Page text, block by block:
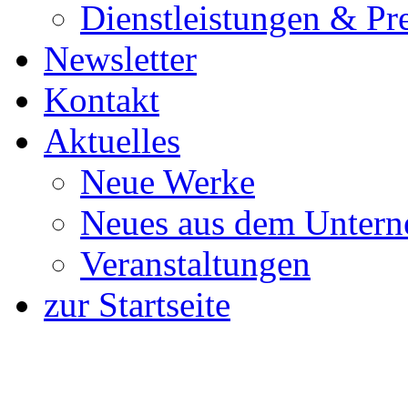
Dienstleistungen &
Newsletter
Kontakt
Aktuelles
Neue Werke
Neues aus dem
Veranstaltungen
zur Startseite